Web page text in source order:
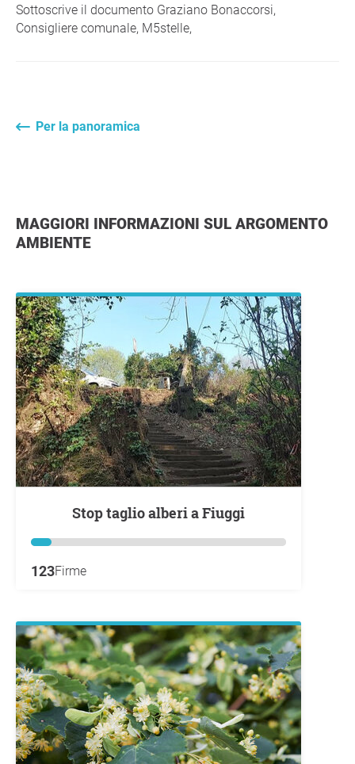
Sottoscrive il documento Graziano Bonaccorsi,
Consigliere comunale, M5stelle,
Per la panoramica
MAGGIORI INFORMAZIONI SUL ARGOMENTO
AMBIENTE
Stop taglio alberi a Fiuggi
123Firme